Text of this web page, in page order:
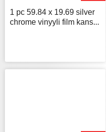
1 pc 59.84 x 19.69 silver
chrome vinyyli film kans...